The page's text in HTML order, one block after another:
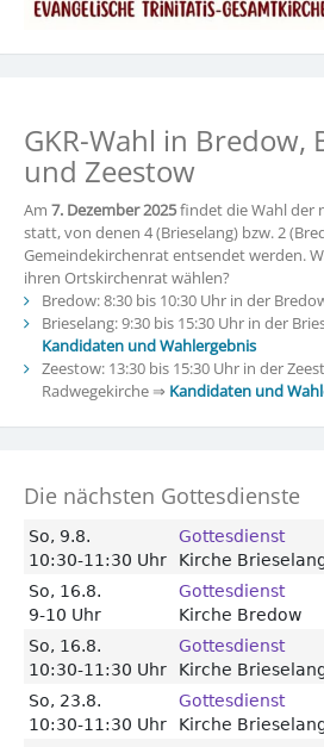
GKR-Wahl in Bredow,
und Zeestow
Am 7. Dezember 2025findet die Wahl der
statt, von denen 4 (Brieselang) bzw. 2
Gemeindekirchenrat entsendet werden.
ihren Ortskirchenrat wählen?
Bredow: 8:30 bis 10:30 Uhr in der
Brieselang: 9:30 bis 15:30 Uhr in der
Kandidaten und Wahlergebnis
Zeestow: 13:30 bis 15:30 Uhr in der
Radwegekirche ⇒ Kandidaten und
Die nächsten Gottesdienste